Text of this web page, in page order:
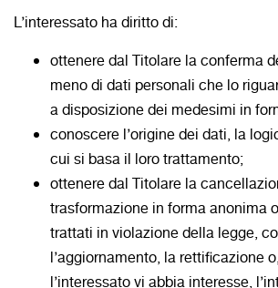
L’interessato ha diritto di:
ottenere dal Titolare la conferma
meno di dati personali che lo
a disposizione dei medesimi in
conoscere l’origine dei dati, la
cui si basa il loro trattamento;
ottenere dal Titolare la
trasformazione in forma anonima
trattati in violazione della legge,
l’aggiornamento, la rettificazione
l’interessato vi abbia interesse,